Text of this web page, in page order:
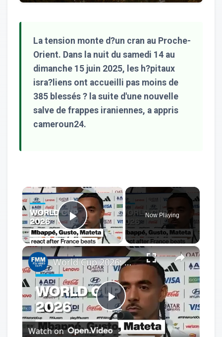
La tension monte d?un cran au Proche-
Orient. Dans la nuit du samedi 14 au
dimanche 15 juin 2025, les h?pitaux
isra?liens ont accueilli pas moins de
385 blessés ? la suite d'une nouvelle
salve de frappes iraniennes, a appris
cameroun24.
×
Play Video
Now Playing
×
Play
World Cup 2026: Mbappé, Gusto, Mateta react after France beats Sweden 3-0
Watch on